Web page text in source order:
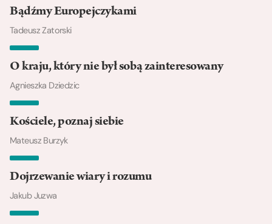
Bądźmy Europejczykami
Tadeusz Zatorski
O kraju, który nie był sobą zainteresowany
Agnieszka Dziedzic
Kościele, poznaj siebie
Mateusz Burzyk
Dojrzewanie wiary i rozumu
Jakub Juzwa